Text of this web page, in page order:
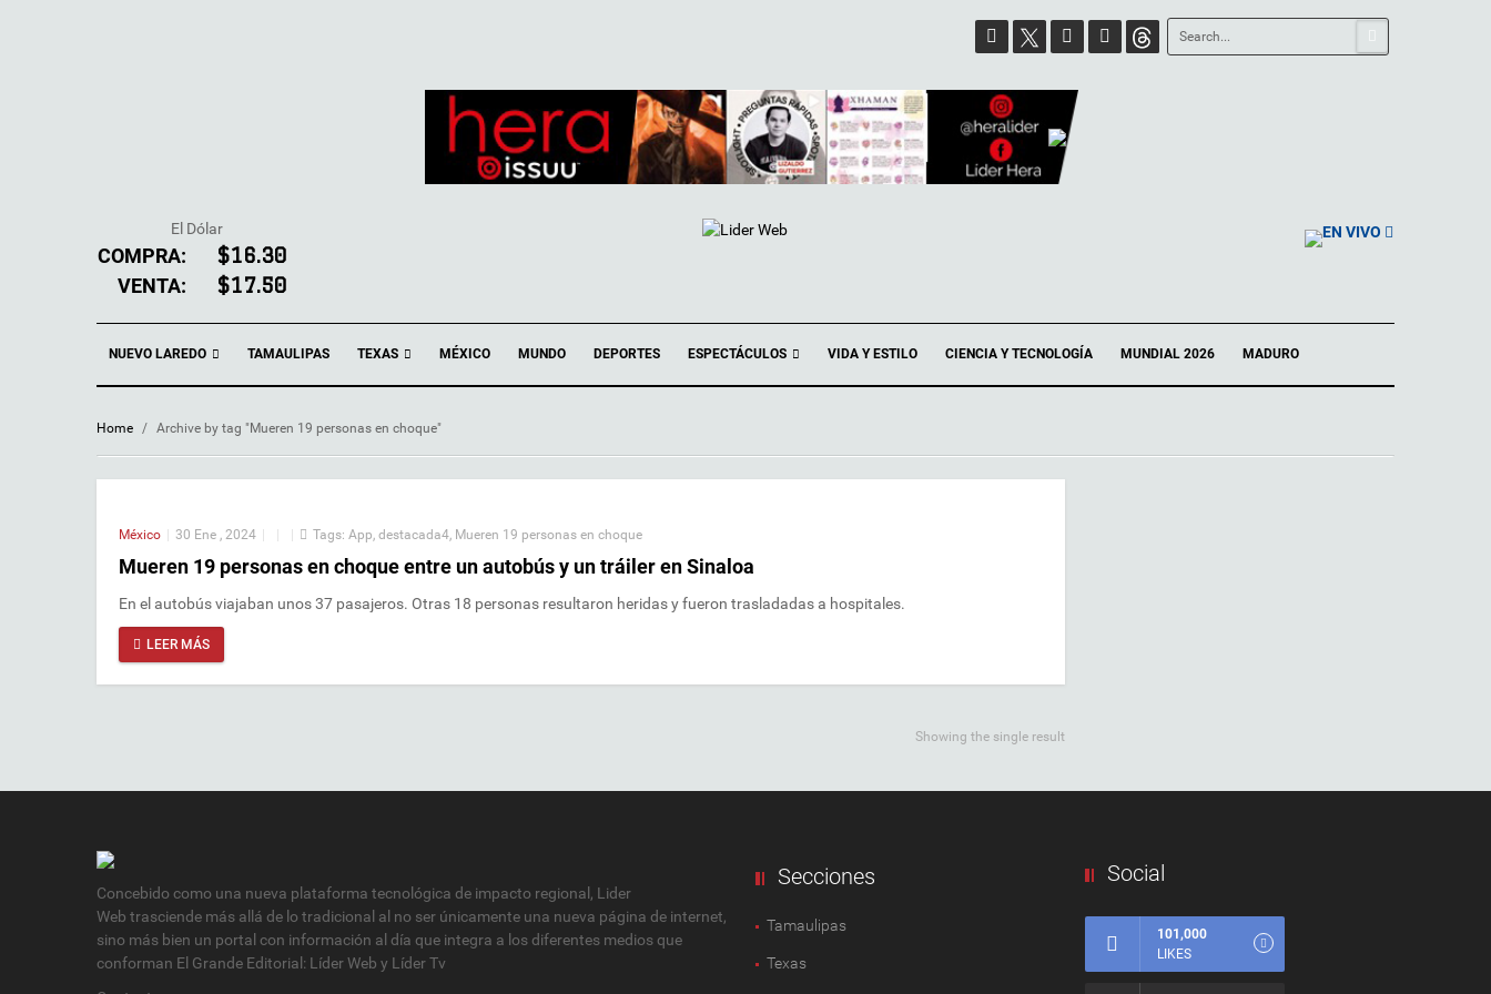
El Dólar
COMPRA: $16.30
VENTA: $17.50
EN VIVO
NUEVO LAREDO TAMAULIPAS TEXAS MÉXICO MUNDO DEPORTES ESPECTÁCULOS VIDA Y ESTILO CIENCIA Y TECNOLOGÍA MUNDIAL 2026 MADURO
Home / Archive by tag "Mueren 19 personas en choque"
México 30 Ene , 2024 Tags: App, destacada4, Mueren 19 personas en choque
Mueren 19 personas en choque entre un autobús y un tráiler en Sinaloa
En el autobús viajaban unos 37 pasajeros. Otras 18 personas resultaron heridas y fueron trasladadas a hospitales.
LEER MÁS
Showing the single result
Concebido como una nueva plataforma tecnológica de impacto regional, Lider
Web trasciende más allá de lo tradicional al no ser únicamente una nueva página de internet,
sino más bien un portal con información al día que integra a los diferentes medios que
conforman El Grande Editorial: Líder Web y Líder Tv
Secciones
Tamaulipas
Texas
Social
101,000
LIKES